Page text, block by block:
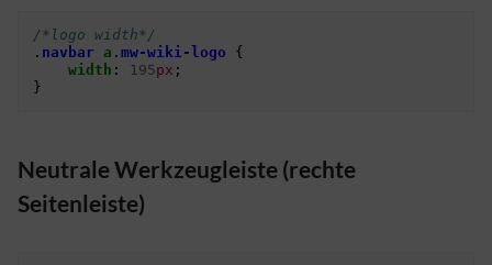
/*logo width*/
. navbar a . mw-wiki-logo
{
width : 195px ;
}
Neutrale Werkzeugleiste (rechte
Seitenleiste)